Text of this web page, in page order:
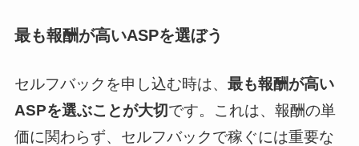
最も報酬が高いASPを選ぼう
セルフバックを申し込む時は、 最も報酬が高い
ASPを選ぶことが大切です。これは、報酬の単
価に関わらず、セルフバックで稼ぐには重要な